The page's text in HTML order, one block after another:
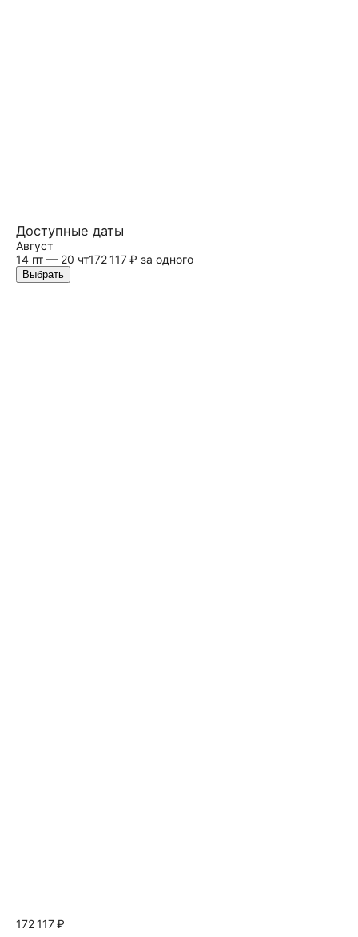
Доступные даты
Август
14 пт — 20 чт172 117 ₽ за одного
Выбрать
172 117 ₽